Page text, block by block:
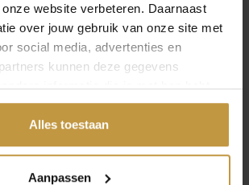
website verbeteren. Daarnaast
over jouw gebruik van onze site met
social media, advertenties en
kunnen deze gegevens
informatie die je met hen hebt
hebben verzameld via jouw gebruik van
Alles toestaan
Aanpassen
BLACK
1